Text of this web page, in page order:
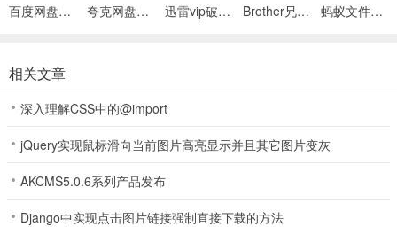
百度网盘绿色免安装Pc电脑版 夸克网盘官方正式版 迅雷vip破解版永久会员2024版 Brother兄弟 MFC-8480DN多功能一体机ISIS驱动 蚂蚁文件（数据恢复大师）
相关文章
深入理解CSS中的@import
jQuery实现鼠标滑向当前图片高亮显示并且其它图片变灰
AKCMS5.0.6系列产品发布
Django中实现点击图片链接强制直接下载的方法